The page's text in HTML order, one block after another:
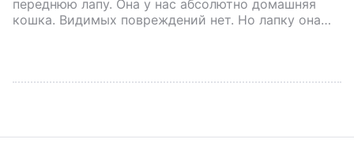
переднюю лапу. Она у нас абсолютно домашняя
кошка. Видимых повреждений нет. Но лапку она